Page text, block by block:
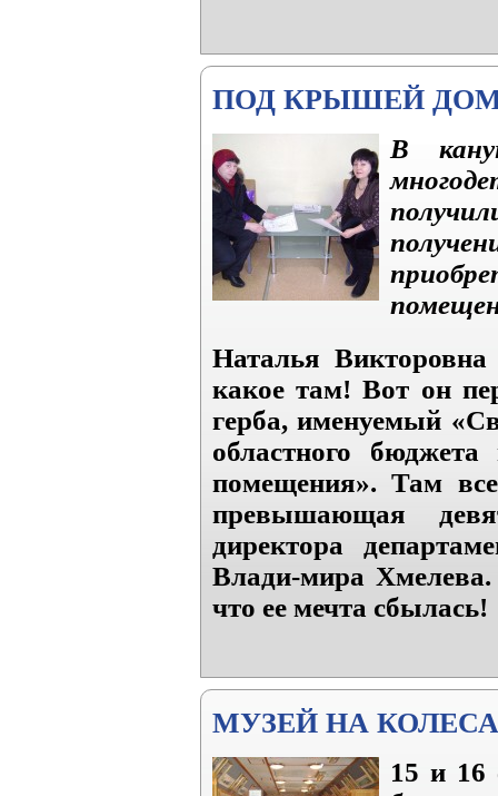
ПОД КРЫШЕЙ
В
Наталья
какое там! Вот он
герба, именуемый
областного бюджета
помещения». Там
превышающая
директора
Влади-мира
что ее мечта сбылась!
МУЗЕЙ НА
15 и 16